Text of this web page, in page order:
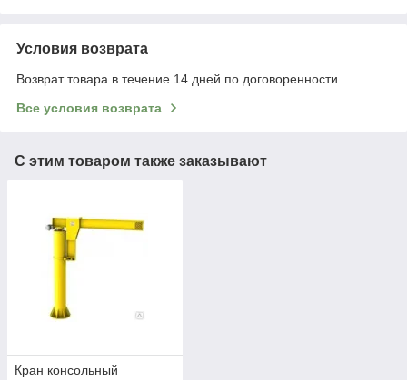
Условия возврата
Возврат товара в течение 14 дней по договоренности
Все условия возврата
С этим товаром также заказывают
Кран консольный